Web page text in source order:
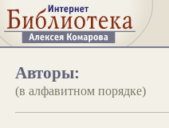
Авторы:
(в алфавитном порядке)